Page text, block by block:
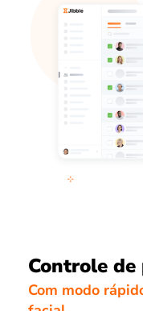
Controle
Com modo